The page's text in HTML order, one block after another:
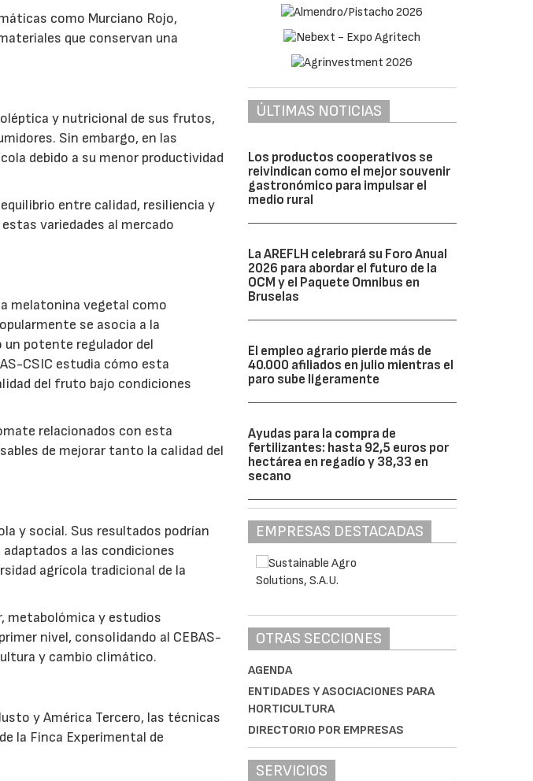
como Murciano Rojo,
que conservan una
y nutricional de sus frutos,
Sin embargo, en las
debido a su menor productividad
entre calidad, resiliencia y
variedades al mercado
melatonina vegetal como
se asocia a la
potente regulador del
CSIC estudia cómo esta
del fruto bajo condiciones
relacionados con esta
de mejorar tanto la calidad del
y social. Sus resultados podrían
a las condiciones
agrícola tradicional de la
metabolómica y estudios
nivel, consolidando al CEBAS-
y cambio climático.
y América Tercero, las técnicas
la Finca Experimental de
ÚLTIMAS NOTICIAS
Los productos cooperativos se
reivindican como el mejor souvenir
gastronómico para impulsar el
medio rural
La AREFLH celebrará su Foro Anual
2026 para abordar el futuro de la
OCM y el Paquete Omnibus en
Bruselas
El empleo agrario pierde más de
40.000 afiliados en julio mientras el
paro sube ligeramente
Ayudas para la compra de
fertilizantes: hasta 92,5 euros por
hectárea en regadío y 38,33 en
secano
EMPRESAS DESTACADAS
OTRAS SECCIONES
AGENDA
ENTIDADES Y ASOCIACIONES PARA
HORTICULTURA
DIRECTORIO POR EMPRESAS
SERVICIOS